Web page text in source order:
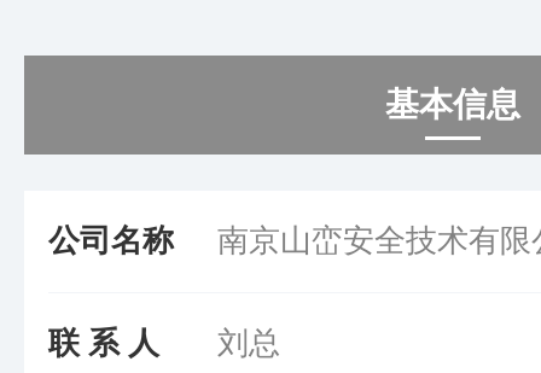
基本信息
公司名称 南京山峦安全技术有限
联 系 人 刘总